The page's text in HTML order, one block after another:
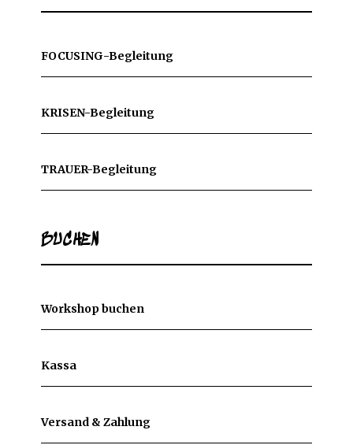
FOCUSING-Begleitung
KRISEN-Begleitung
TRAUER-Begleitung
BUCHEN
Workshop buchen
Kassa
Versand & Zahlung